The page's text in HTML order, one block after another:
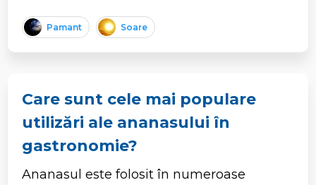
Pamant Soare
Care sunt cele mai populare
utilizări ale ananasului în
gastronomie?
Ananasul este folosit în numeroase